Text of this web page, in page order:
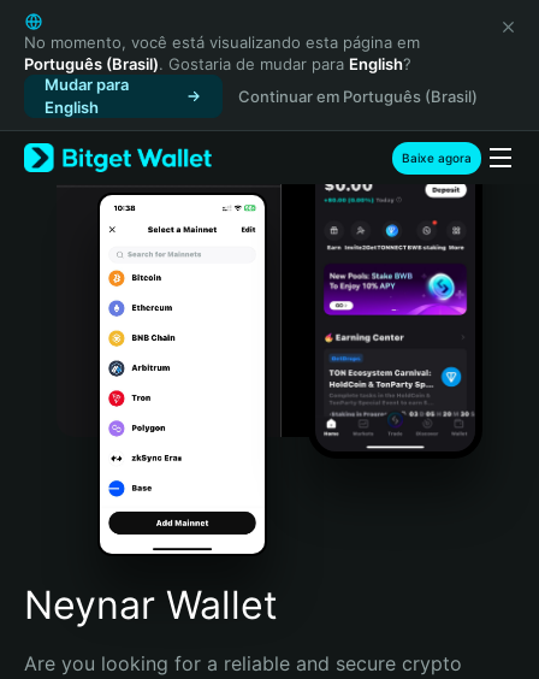
English
日本語
Tiếng Việt
Русский
Español (Latinoamérica)
Türkçe
Italiano
Português (Portugal)
Bahasa Indonesia
Português (Brasil)
Español (Argentina)
No momento, você está visualizando esta página em
Português (Brasil). Gostaria de mudar para English?
Mudar para
English
Continuar em Português (Brasil)
Baixe agora
Neynar Wallet
Are you looking for a reliable and secure crypto